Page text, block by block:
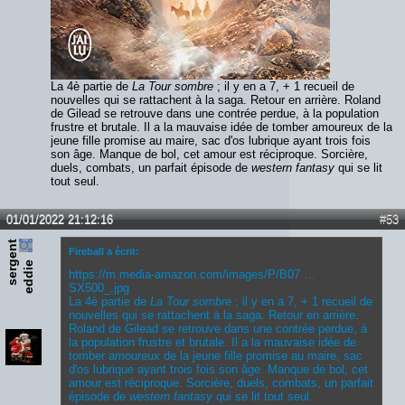
La 4è partie de La Tour sombre ; il y en a 7, + 1 recueil de
nouvelles qui se rattachent à la saga. Retour en arrière. Roland
de Gilead se retrouve dans une contrée perdue, à la population
frustre et brutale. Il a la mauvaise idée de tomber amoureux de la
jeune fille promise au maire, sac d'os lubrique ayant trois fois
son âge. Manque de bol, cet amour est réciproque. Sorcière,
duels, combats, un parfait épisode de western fantasy qui se lit
tout seul.
#53
01/01/2022 21:12:16
s
e
rg
e
n
t
e
d
d
ie
Fireball a écrit:
https://m.media-amazon.com/images/P/B07 …
SX500_.jpg
La 4è partie deLa Tour sombre ; il y en a 7, + 1 recueil de
nouvelles qui se rattachent à la saga. Retour en arrière.
Roland de Gilead se retrouve dans une contrée perdue, à
la population frustre et brutale. Il a la mauvaise idée de
tomber amoureux de la jeune fille promise au maire, sac
d'os lubrique ayant trois fois son âge. Manque de bol, cet
amour est réciproque. Sorcière, duels, combats, un parfait
épisode dewestern fantasy qui se lit tout seul.